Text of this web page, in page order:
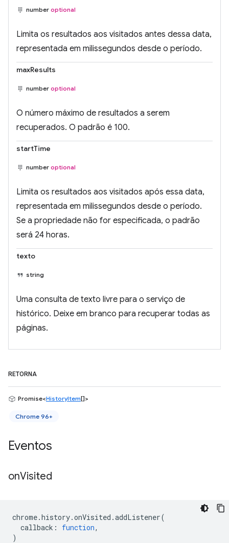
number optional
Limita os resultados aos visitados antes dessa data,
representada em milissegundos desde o período.
maxResults
number optional
O número máximo de resultados a serem
recuperados. O padrão é 100.
startTime
number optional
Limita os resultados aos visitados após essa data,
representada em milissegundos desde o período.
Se a propriedade não for especificada, o padrão
será 24 horas.
texto
string
Uma consulta de texto livre para o serviço de
histórico. Deixe em branco para recuperar todas as
páginas.
RETORNA
Promise<HistoryItem[]>
Chrome 96+
Eventos
onVisited
chrome.history.onVisited .addListener(
callback : function,
)